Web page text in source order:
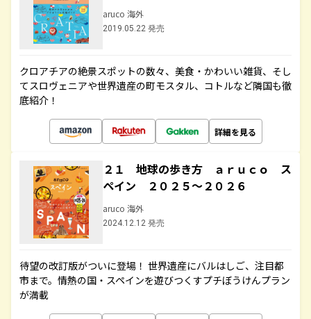
aruco 海外
2019.05.22 発売
クロアチアの絶景スポットの数々、美食・かわいい雑貨、そし
てスロヴェニアや世界遺産の町モスタル、コトルなど隣国も徹
底紹介！
詳細を見る
２１ 地球の歩き方 ａｒｕｃｏ ス
ペイン ２０２５～２０２６
aruco 海外
2024.12.12 発売
待望の改訂版がついに登場！ 世界遺産にバルはしご、注目都
市まで。情熱の国・スペインを遊びつくすプチぼうけんプラン
が満載